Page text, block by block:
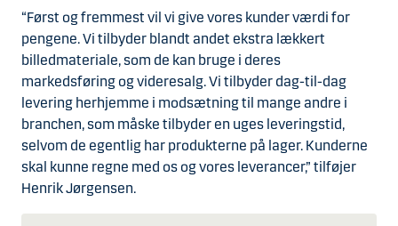
“Først og fremmest vil vi give vores kunder værdi for
pengene. Vi tilbyder blandt andet ekstra lækkert
billedmateriale, som de kan bruge i deres
markedsføring og videresalg. Vi tilbyder dag-til-dag
levering herhjemme i modsætning til mange andre i
branchen, som måske tilbyder en uges leveringstid,
selvom de egentlig har produkterne på lager. Kunderne
skal kunne regne med os og vores leverancer,” tilføjer
Henrik Jørgensen.